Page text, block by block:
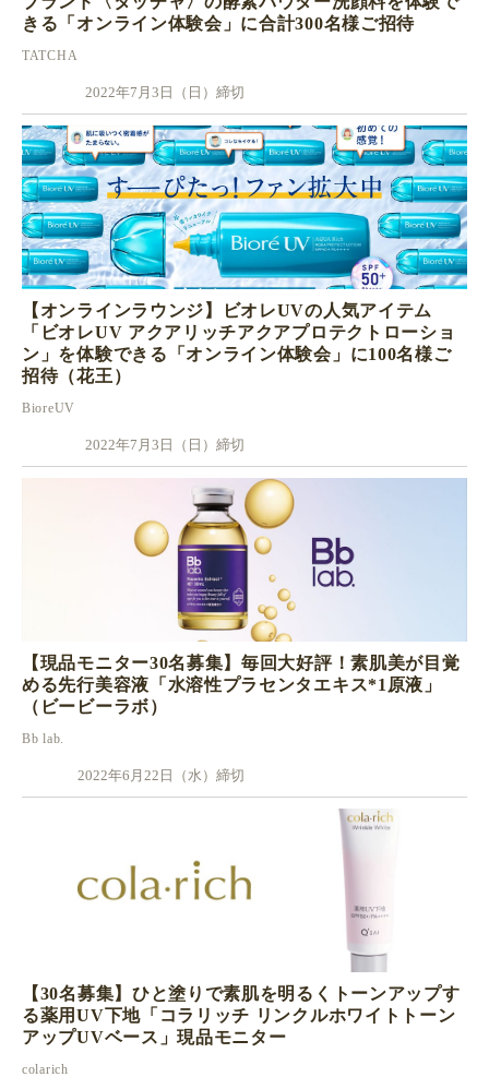
きる「オンライン体験会」に合計300名様ご招待
TATCHA
2022年7月3日（日）締切
【オンラインラウンジ】ビオレUVの人気アイテム
「ビオレUV アクアリッチアクアプロテクトローショ
ン」を体験できる「オンライン体験会」に100名様ご
招待（花王）
BioreUV
2022年7月3日（日）締切
【現品モニター30名募集】毎回大好評！素肌美が目覚
める先行美容液「水溶性プラセンタエキス*1原液」
（ビービーラボ）
Bb lab.
2022年6月22日（水）締切
【30名募集】ひと塗りで素肌を明るくトーンアップす
る薬用UV下地「コラリッチ リンクルホワイトトーン
アップUVベース」現品モニター
colarich